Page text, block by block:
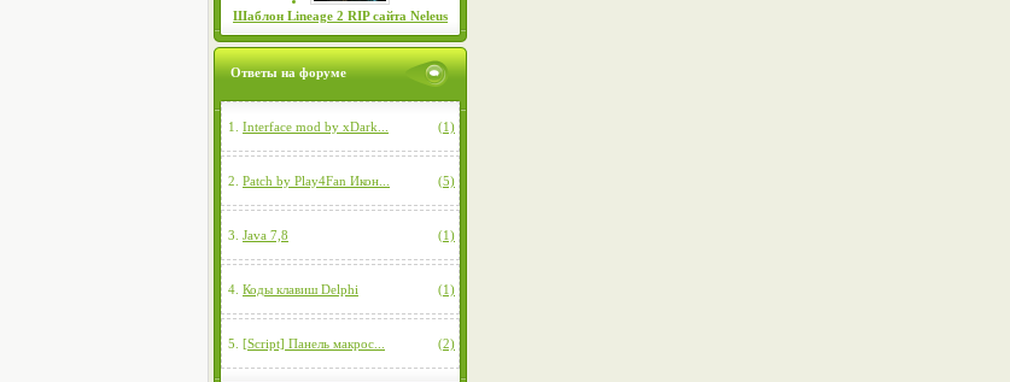
Шаблон Lineage 2 RIP сайта Neleus
Ответы на форуме
1. Interface mod by xDark... (1)
2. Patch by Play4Fan Икон... (5)
3. Java 7,8 (1)
4. Коды клавиш Delphi (1)
5. [Script] Панель макрос... (2)